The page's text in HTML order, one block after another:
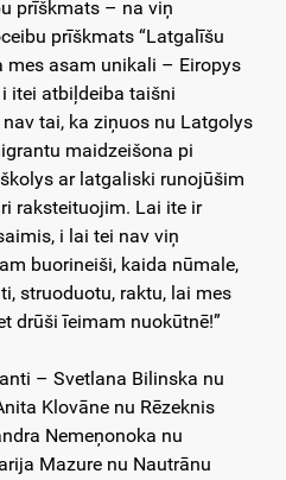
prīškmats – na viņ
prīškmats “Latgalīšu
mes asam unikali – Eiropys
itei atbiļdeiba taišni
tai, ka ziņuos nu Latgolys
maidzeišona pi
ar latgaliski runojūšim
raksteituojim. Lai ite ir
i lai tei nav viņ
buorineiši, kaida nūmale,
struoduotu, raktu, lai mes
drūši īeimam nuokūtnē!”
– Svetlana Bilinska nu
Klovāne nu Rēzeknis
Nemeņonoka nu
Mazure nu Nautrānu